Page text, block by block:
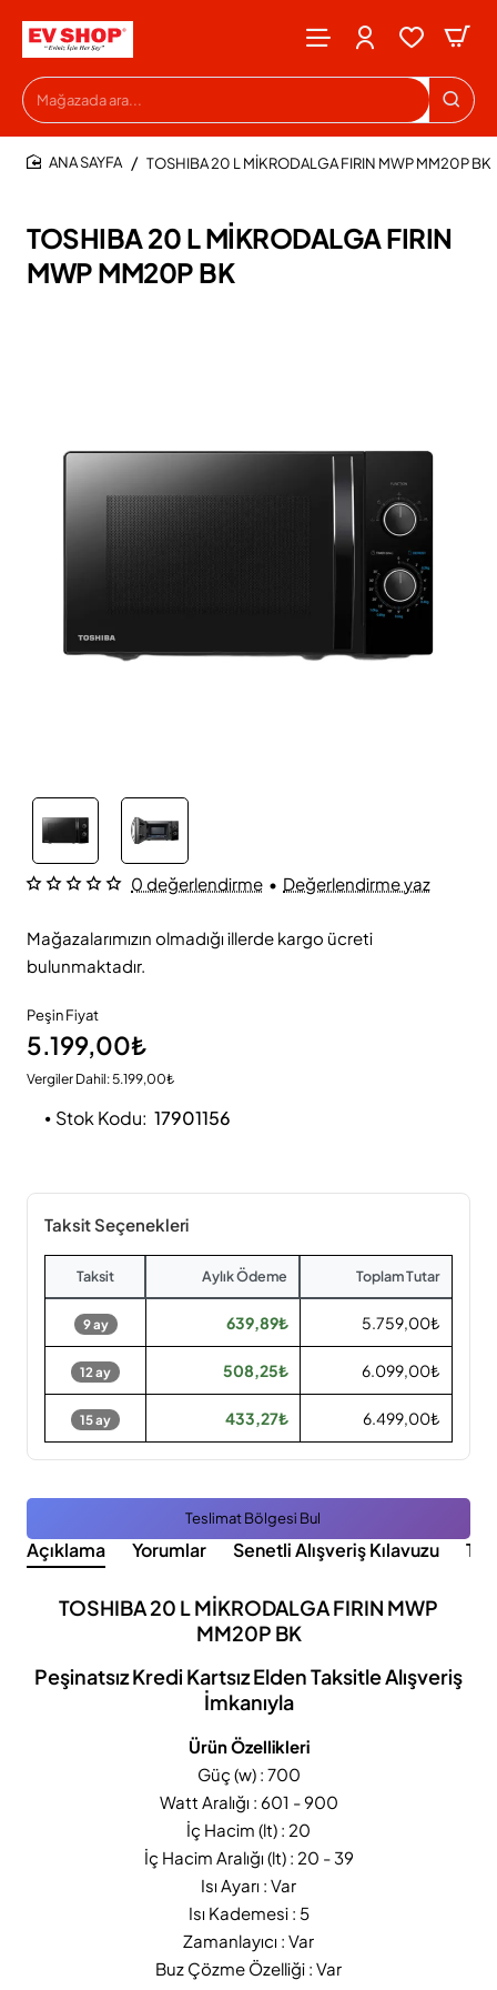
Mağazada
ara...
TOSHIBA 20 L MİKRODALGA FIRIN
MWP MM20P BK
TOSHIBA 20 L MİKRODALGA FIRIN MWP MM20P BK
Mağazalarımızın olmadığı illerde kargo ücreti
bulunmaktadır.
0 değerlendirme • Değerlendirme yaz
Peşin Fiyat
5.199,00₺
Vergiler Dahil: 5.199,00₺
Stok Kodu: 17901156
Taksit Seçenekleri
Taksit Aylık Ödeme Toplam Tutar
9 ay 639,89₺ 5.759,00₺
12 ay 508,25₺ 6.099,00₺
15 ay 433,27₺ 6.499,00₺
Teslimat Bölgesi Bul
Açıklama Yorumlar Senetli Alışveriş Kılavuzu
TOSHIBA 20 L MİKRODALGA FIRIN MWP
MM20P BK
Peşinatsız Kredi Kartsız Elden Taksitle Alışveriş
İmkanıyla
Ürün Özellikleri
Güç (w) : 700
Watt Aralığı : 601 - 900
İç Hacim (lt) : 20
İç Hacim Aralığı (lt) : 20 - 39
Isı Ayarı : Var
Isı Kademesi : 5
Zamanlayıcı : Var
Buz Çözme Özelliği : Var